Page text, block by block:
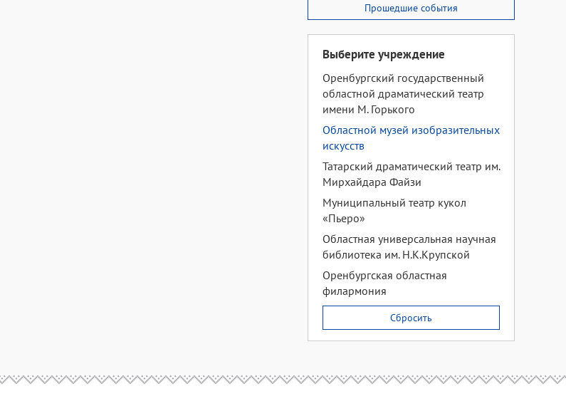
Прошедшие события
Выберите учреждение
Оренбургский государственный
областной драматический театр
имени М. Горького
Областной музей изобразительных
искусств
Татарский драматический театр им.
Мирхайдара Файзи
Муниципальный театр кукол
«Пьеро»
Областная универсальная научная
библиотека им. Н.К.Крупской
Оренбургская областная
филармония
Сбросить